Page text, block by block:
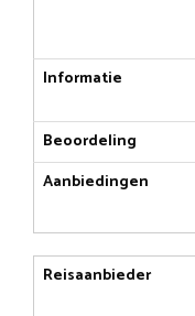
Informatie
Beoordeling
Aanbiedingen
Reisaanbieder